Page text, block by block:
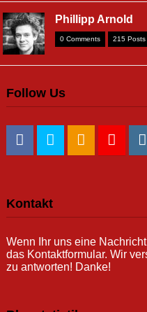
Phillipp Arnold
0 Comments 215 Posts
Follow Us
Kontakt
Wenn Ihr uns eine
das Kontaktformular. Wir
zu antworten! Danke!